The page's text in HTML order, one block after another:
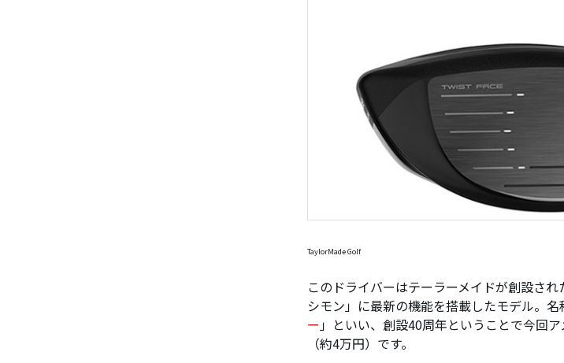
TaylorMade Golf
このドライバーはテーラーメイドが創設さ
シモン」に最新の機能を搭載したモデル。名
ー」といい、創設40周年ということで今回
（約4万円）です。